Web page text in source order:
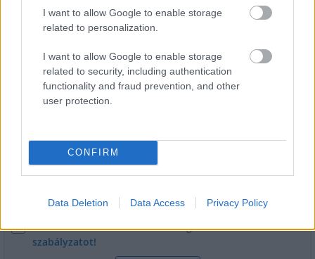
I want to allow Google to enable storage
related to personalization.
I want to allow Google to enable storage
related to security, including authentication
functionality and fraud prevention, and other
user protection.
CONFIRM
Data Deletion Data Access Privacy Policy
E-mail cím
Feliratkozom a hírlevélre és elfogadom azadatvédelmi
szabályzatot!